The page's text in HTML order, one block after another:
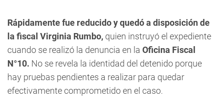
Rápidamente fue reducido y quedó a disposición de
la fiscal Virginia Rumbo, quien instruyó el expediente
cuando se realizó la denuncia en la Oficina Fiscal
N°10. No se revela la identidad del detenido porque
hay pruebas pendientes a realizar para quedar
efectivamente comprometido en el caso.